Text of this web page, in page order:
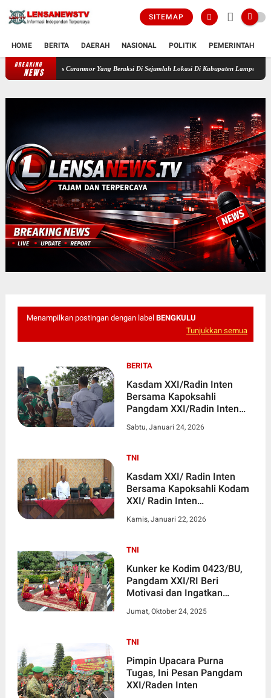
SITEMAP
HOME BERITA DAERAH NASIONAL POLITIK PEMERINTAH
BREAKING
NEWS
Curanmor Yang Beraksi Di Sejumlah Lokasi Di Kabupaten Lampung Selatan Warga
Menampilkan postingan dengan label BENGKULU
Tunjukkan semua
BERITA
Kasdam XXI/Radin Inten
Bersama Kapoksahli
Pangdam XXI/Radin Inten
Kota Bengkulu
Sabtu, Januari 24, 2026
TNI
Kasdam XXI/ Radin Inten
Bersama Kapoksahli Kodam
XXI/ Radin Inten
Kantor Gubernur Bengkulu
Kamis, Januari 22, 2026
TNI
Kunker ke Kodim 0423/BU,
Pangdam XXI/RI Beri
Motivasi dan Ingatkan
Kehormatan Satuan
Jumat, Oktober 24, 2025
TNI
Pimpin Upacara Purna
Tugas, Ini Pesan Pangdam
XXI/Raden Inten